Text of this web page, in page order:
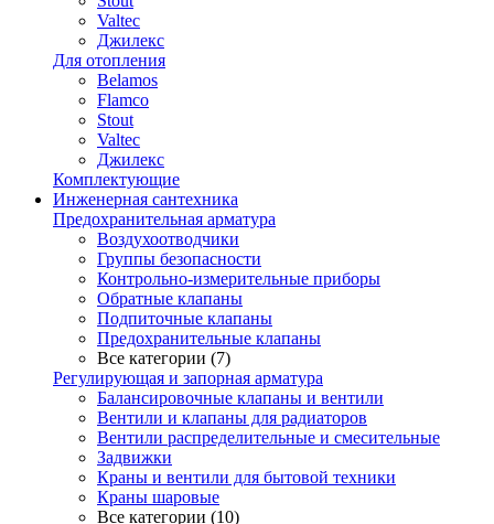
Valtec
Джилекс
Для отопления
Belamos
Flamco
Stout
Valtec
Джилекс
Комплектующие
Инженерная сантехника
Предохранительная арматура
Воздухоотводчики
Группы безопасности
Контрольно-измерительные приборы
Обратные клапаны
Подпиточные клапаны
Предохранительные клапаны
Все категории (7)
Регулирующая и запорная арматура
Балансировочные клапаны и вентили
Вентили и клапаны для радиаторов
Вентили распределительные и смесительные
Задвижки
Краны и вентили для бытовой техники
Краны шаровые
Все категории (10)